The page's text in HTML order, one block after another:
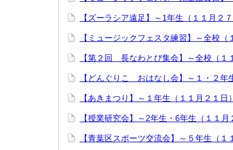
【ズーラシア遠足】～1年生（１１月２７
【ミュージックフェスタ練習】～全校（
【第２回 長なわとび集会】～全校（１
【どんぐりこ おはなし会】～１・２年
【あきまつり】～１年生（１１月２１日）
【授業研究会】～2年生・6年生（１１月
【青葉区スポーツ交流会】～５年生（１